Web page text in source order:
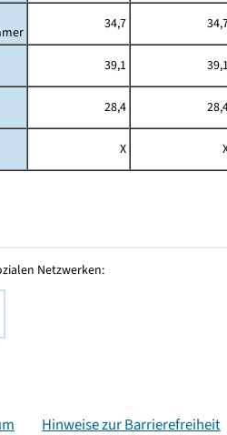
34,7
39,1
28,4
X
Netzwerken:
Hinweise zur Barrierefreiheit